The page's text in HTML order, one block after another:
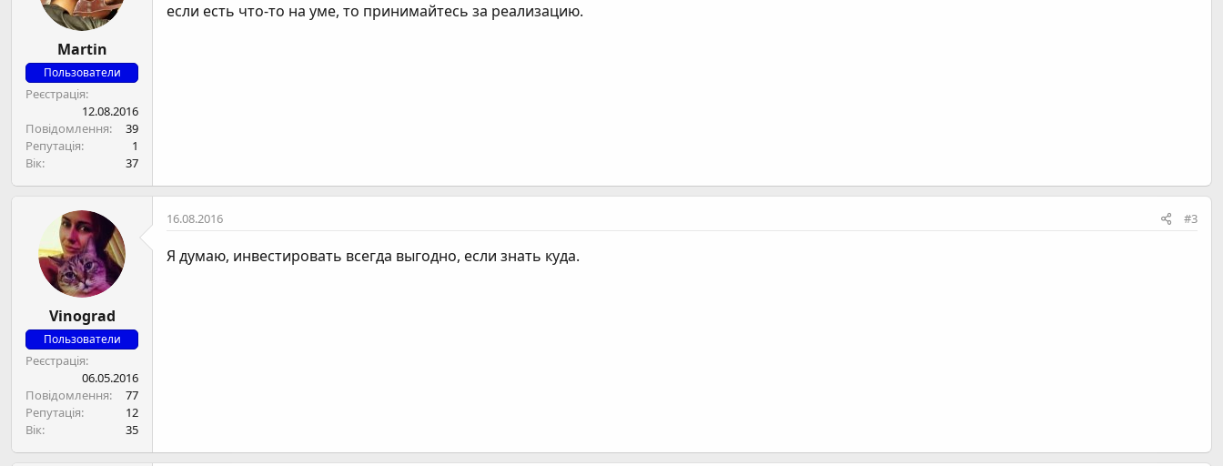
Martin
Пользователи
Реєстрація
12.08.2016
Повідомлення
39
Репутація
1
Вік
37
если есть что-то на уме, то принимайтесь за реализацию.
Vinograd
Пользователи
Реєстрація
06.05.2016
Повідомлення
77
Репутація
12
Вік
35
16.08.2016 #3
Я думаю, инвестировать всегда выгодно, если знать куда.